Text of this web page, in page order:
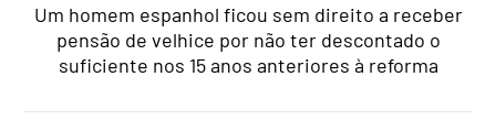
Um homem espanhol ficou sem direito a receber
pensão de velhice por não ter descontado o
suficiente nos 15 anos anteriores à reforma